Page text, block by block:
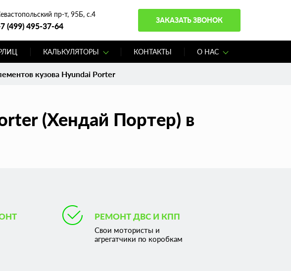
пр-т, 95Б, с.4
(499) 495-37-64
ЗАКАЗАТЬ ЗВОНОК
КАЛЬКУЛЯТОРЫ КОНТАКТЫ О НАС
кузова Hyundai Porter
(Хендай Портер) в
РЕМОНТ ДВС И КПП
Свои мотористы и
агрегатчики по коробкам